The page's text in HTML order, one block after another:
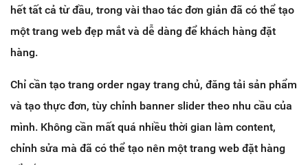
hết tất cả từ đầu, trong vài thao tác đơn giản đã có thể tạo
một trang web đẹp mắt và dễ dàng để khách hàng đặt
hàng.
Chỉ cần tạo trang order ngay trang chủ, đăng tải sản phẩm
và tạo thực đơn, tùy chỉnh banner slider theo nhu cầu của
mình. Không cần mất quá nhiều thời gian làm content,
chỉnh sửa mà đã có thể tạo nên một trang web đặt hàng